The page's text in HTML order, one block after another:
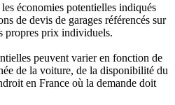
économies potentielles indiqués
de devis de garages référencés sur
propres prix individuels.
peuvent varier en fonction de
de la voiture, de la disponibilité du
en France où la demande doit